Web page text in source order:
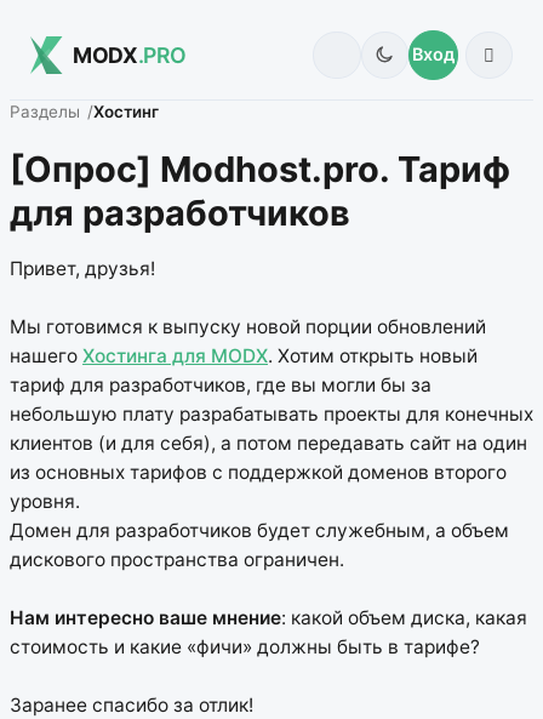
MODX.PRO Вход
Разделы Хостинг
[Опрос] Modhost.pro. Тариф
для разработчиков
Привет, друзья!
Мы готовимся к выпуску новой порции обновлений
нашего Хостинга для MODX. Хотим открыть новый
тариф для разработчиков, где вы могли бы за
небольшую плату разрабатывать проекты для конечных
клиентов (и для себя), а потом передавать сайт на один
из основных тарифов с поддержкой доменов второго
уровня.
Домен для разработчиков будет служебным, а объем
дискового пространства ограничен.
Нам интересно ваше мнение: какой объем диска, какая
стоимость и какие «фичи» должны быть в тарифе?
Заранее спасибо за отлик!